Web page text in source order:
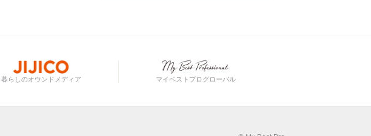
暮らしのオウンドメディア マイベストプログローバル